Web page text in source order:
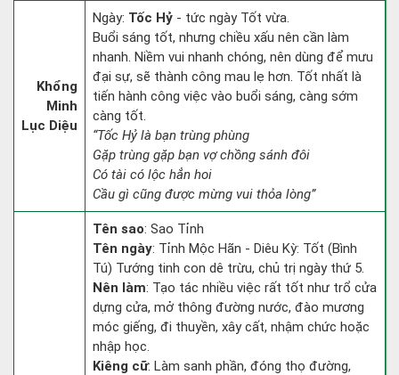
Khổng
Minh
Lục Diệu
Ngày: Tốc Hỷ - tức ngày Tốt vừa.
Buổi sáng tốt, nhưng chiều xấu nên cần làm
nhanh. Niềm vui nhanh chóng, nên dùng để mưu
đại sự, sẽ thành công mau lẹ hơn. Tốt nhất là
tiến hành công việc vào buổi sáng, càng sớm
càng tốt.
“Tốc Hỷ là bạn trùng phùng
Gặp trùng gặp bạn vợ chồng sánh đôi
Có tài có lộc hẳn hoi
Cầu gì cũng được mừng vui thỏa lòng”
Tên sao: Sao Tỉnh
Tên ngày: Tỉnh Mộc Hãn - Diêu Kỳ: Tốt (Bình
Tú) Tướng tinh con dê trừu, chủ trị ngày thứ 5.
Nên làm: Tạo tác nhiều việc rất tốt như trổ cửa
dựng cửa, mở thông đường nước, đào mương
móc giếng, đi thuyền, xây cất, nhậm chức hoặc
nhập học.
Kiêng cữ: Làm sanh phần, đóng thọ đường,